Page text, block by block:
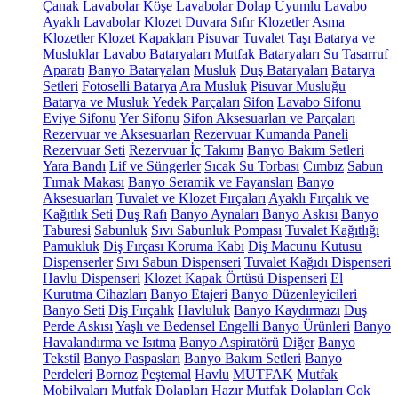
Çanak Lavabolar Köşe Lavabolar Dolap Uyumlu Lavabo
Ayaklı Lavabolar Klozet Duvara Sıfır Klozetler Asma
Klozetler Klozet Kapakları Pisuvar Tuvalet Taşı Batarya ve
Musluklar Lavabo Bataryaları Mutfak Bataryaları Su Tasarruf
Aparatı Banyo Bataryaları Musluk Duş Bataryaları Batarya
Setleri Fotoselli Batarya Ara Musluk Pisuvar Musluğu
Batarya ve Musluk Yedek Parçaları Sifon Lavabo Sifonu
Eviye Sifonu Yer Sifonu Sifon Aksesuarları ve Parçaları
Rezervuar ve Aksesuarları Rezervuar Kumanda Paneli
Rezervuar Seti Rezervuar İç Takımı Banyo Bakım Setleri
Yara Bandı Lif ve Süngerler Sıcak Su Torbası Cımbız Sabun
Tırnak Makası Banyo Seramik ve Fayansları Banyo
Aksesuarları Tuvalet ve Klozet Fırçaları Ayaklı Fırçalık ve
Kağıtlık Seti Duş Rafı Banyo Aynaları Banyo Askısı Banyo
Taburesi Sabunluk Sıvı Sabunluk Pompası Tuvalet Kağıtlığı
Pamukluk Diş Fırçası Koruma Kabı Diş Macunu Kutusu
Dispenserler Sıvı Sabun Dispenseri Tuvalet Kağıdı Dispenseri
Havlu Dispenseri Klozet Kapak Örtüsü Dispenseri El
Kurutma Cihazları Banyo Etajeri Banyo Düzenleyicileri
Banyo Seti Diş Fırçalık Havluluk Banyo Kaydırmazı Duş
Perde Askısı Yaşlı ve Bedensel Engelli Banyo Ürünleri Banyo
Havalandırma ve Isıtma Banyo Aspiratörü Diğer Banyo
Tekstil Banyo Paspasları Banyo Bakım Setleri Banyo
Perdeleri Bornoz Peştemal Havlu MUTFAK Mutfak
Mobilyaları Mutfak Dolapları Hazır Mutfak Dolapları Çok